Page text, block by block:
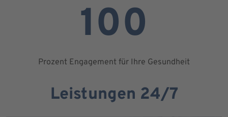
100
Prozent Engagement für Ihre Gesundheit
Leistungen 24/7